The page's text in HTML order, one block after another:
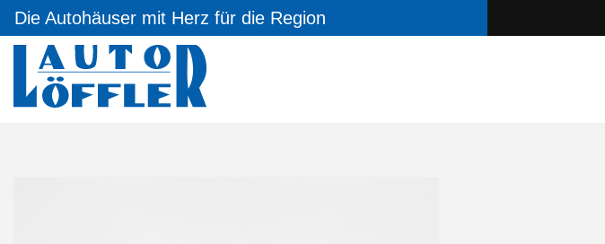
Die Autohäuser mit Herz für die Region